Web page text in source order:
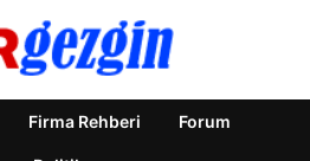
Firma Rehberi Forum